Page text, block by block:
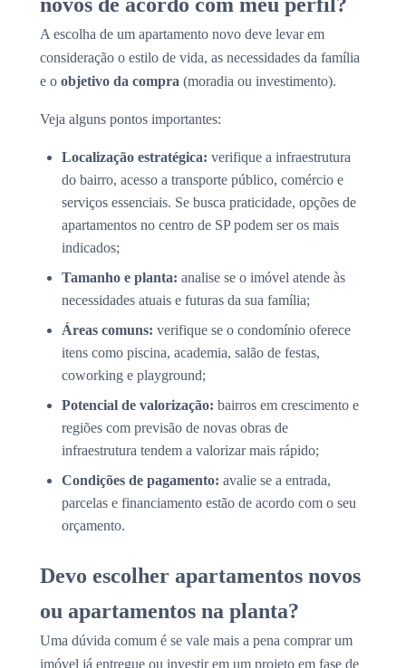
A escolha de um apartamento novo deve levar em
consideração o estilo de vida, as necessidades da família
e o objetivo da compra (moradia ou investimento).
Veja alguns pontos importantes:
Localização estratégica: verifique a infraestrutura
do bairro, acesso a transporte público, comércio e
serviços essenciais. Se busca praticidade, opções de
apartamentos no centro de SP podem ser os mais
indicados;
Tamanho e planta: analise se o imóvel atende às
necessidades atuais e futuras da sua família;
Áreas comuns: verifique se o condomínio oferece
itens como piscina, academia, salão de festas,
coworking e playground;
Potencial de valorização: bairros em crescimento e
regiões com previsão de novas obras de
infraestrutura tendem a valorizar mais rápido;
Condições de pagamento: avalie se a entrada,
parcelas e financiamento estão de acordo com o seu
orçamento.
Devo escolher apartamentos novos
ou apartamentos na planta?
Uma dúvida comum é se vale mais a pena comprar um
imóvel já entregue ou investir em um projeto em fase de